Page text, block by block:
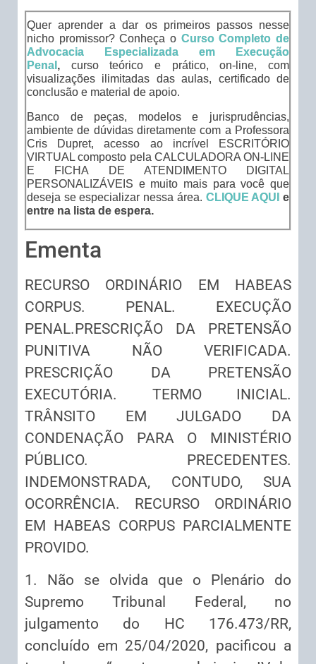
Quer aprender a dar os primeiros passos nesse
nicho promissor? Conheça o Curso Completo de
Advocacia Especializada em Execução
Penal , curso teórico e prático, on-line, com
visualizações ilimitadas das aulas, certificado de
conclusão e material de apoio.
Banco de peças, modelos e jurisprudências,
ambiente de dúvidas diretamente com a Professora
Cris Dupret, acesso ao incrível ESCRITÓRIO
VIRTUAL composto pela CALCULADORA ON-LINE
E FICHA DE ATENDIMENTO DIGITAL
PERSONALIZÁVEIS e muito mais para você que
deseja se especializar nessa área. CLIQUE AQUI e
entre na lista de espera.
Ementa
RECURSO ORDINÁRIO EM HABEAS
CORPUS. PENAL. EXECUÇÃO
PENAL.PRESCRIÇÃO DA PRETENSÃO
PUNITIVA NÃO VERIFICADA.
PRESCRIÇÃO DA PRETENSÃO
EXECUTÓRIA. TERMO INICIAL.
TRÂNSITO EM JULGADO DA
CONDENAÇÃO PARA O MINISTÉRIO
PÚBLICO. PRECEDENTES.
INDEMONSTRADA, CONTUDO, SUA
OCORRÊNCIA. RECURSO ORDINÁRIO
EM HABEAS CORPUS PARCIALMENTE
PROVIDO.
1. Não se olvida que o Plenário do
Supremo Tribunal Federal, no
julgamento do HC 176.473/RR,
concluído em 25/04/2020, pacificou a